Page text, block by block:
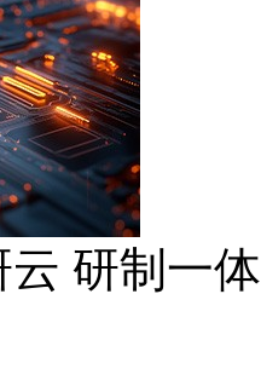
研制一